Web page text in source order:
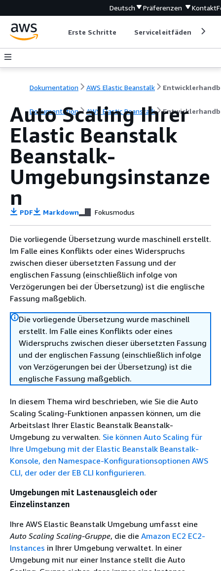
Deutsch Präferenzen Kontakt
Erste Schritte Serviceleitfäden
Dokumentation AWS Elastic Beanstalk
Dokumentation AWS Elastic Beanstalk
Auto Scaling Ihrer
Elastic Beanstalk
Beanstalk-
Umgebungsinstanze
n
PDF Markdown Fokusmodus
Die vorliegende Übersetzung wurde maschinell erstellt.
Im Falle eines Konflikts oder eines Widerspruchs
zwischen dieser übersetzten Fassung und der
englischen Fassung (einschließlich infolge von
Verzögerungen bei der Übersetzung) ist die englische
Fassung maßgeblich.
Die vorliegende Übersetzung wurde maschinell
erstellt. Im Falle eines Konflikts oder eines
Widerspruchs zwischen dieser übersetzten Fassung
und der englischen Fassung (einschließlich infolge
von Verzögerungen bei der Übersetzung) ist die
englische Fassung maßgeblich.
In diesem Thema wird beschrieben, wie Sie die Auto
Scaling Scaling-Funktionen anpassen können, um die
Arbeitslast Ihrer Elastic Beanstalk Beanstalk-
Umgebung zu verwalten. Sie können Auto Scaling für
Ihre Umgebung mit der Elastic Beanstalk Beanstalk-
Konsole, den Namespace-Konfigurationsoptionen AWS
CLI, der oder der EB CLI konfigurieren.
Umgebungen mit Lastenausgleich oder
Einzelinstanzen
Ihre AWS Elastic Beanstalk Umgebung umfasst eine
Auto Scaling Scaling-Gruppe, die die Amazon EC2 EC2-
Instances in Ihrer Umgebung verwaltet. In einer
Umgebung mit nur einer Instance stellt die Auto